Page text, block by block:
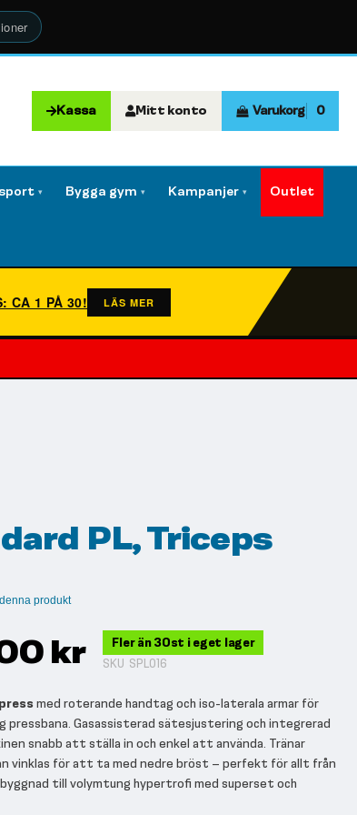
Kassa Mitt konto Varukorg 0
▾ Bygga gym ▾ Kampanjer ▾ Outlet
CA 1 PÅ 30! LÄS MER
PL, Triceps
produkt
kr Fler än 30st i eget lager
SKU SPL016
med roterande handtag och iso-laterala armar för
pressbana. Gasassisterad sätesjustering och integrerad
snabb att ställa in och enkel att använda. Tränar
vinklas för att ta med nedre bröst – perfekt för allt från
till volymtung hypertrofi med superset och